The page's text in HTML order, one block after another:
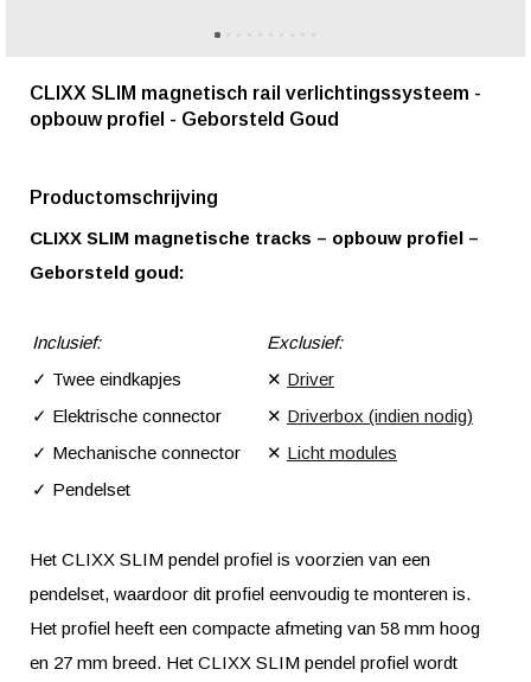
CLIXX SLIM magnetisch rail verlichtingssysteem -
opbouw profiel - Geborsteld Goud
Productomschrijving
CLIXX SLIM magnetische tracks – opbouw profiel –
Geborsteld goud:
Inclusief:
Exclusief:
✓ Twee eindkapjes
✕ Driver
✓ Elektrische connector
✕ Driverbox (indien nodig)
✓ Mechanische connector
✕ Licht modules
✓ Pendelset
Het CLIXX SLIM pendel profiel is voorzien van een
pendelset, waardoor dit profiel eenvoudig te monteren is.
Het profiel heeft een compacte afmeting van 58 mm hoog
en 27 mm breed. Het CLIXX SLIM pendel profiel wordt